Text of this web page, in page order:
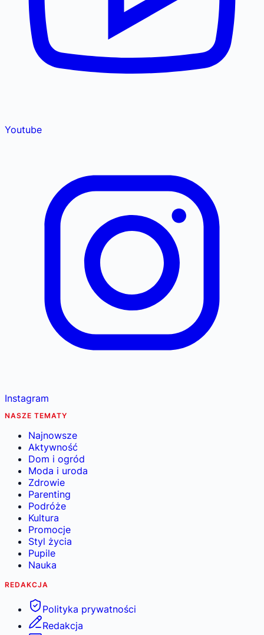
Youtube
Instagram
NASZE TEMATY
Najnowsze
Aktywność
Dom i ogród
Moda i uroda
Zdrowie
Parenting
Podróże
Kultura
Promocje
Styl życia
Pupile
Nauka
REDAKCJA
Polityka prywatności
Redakcja